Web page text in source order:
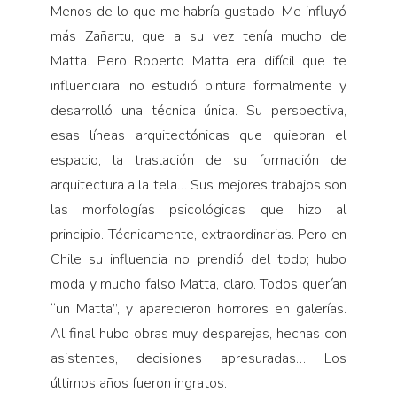
Menos de lo que me habría gustado. Me influyó
más Zañartu, que a su vez tenía mucho de
Matta. Pero Roberto Matta era difícil que te
influenciara: no estudió pintura formalmente y
desarrolló una técnica única. Su perspectiva,
esas líneas arquitectónicas que quiebran el
espacio, la traslación de su formación de
arquitectura a la tela… Sus mejores trabajos son
las morfologías psicológicas que hizo al
principio. Técnicamente, extraordinarias. Pero en
Chile su influencia no prendió del todo; hubo
moda y mucho falso Matta, claro. Todos querían
“un Matta”, y aparecieron horrores en galerías.
Al final hubo obras muy desparejas, hechas con
asistentes, decisiones apresuradas… Los
últimos años fueron ingratos.